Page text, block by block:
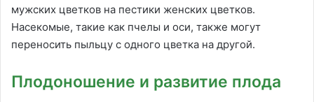
мужских цветков на пестики женских цветков.
Насекомые, такие как пчелы и оси, также могут
переносить пыльцу с одного цветка на другой.
Плодоношение и развитие плода